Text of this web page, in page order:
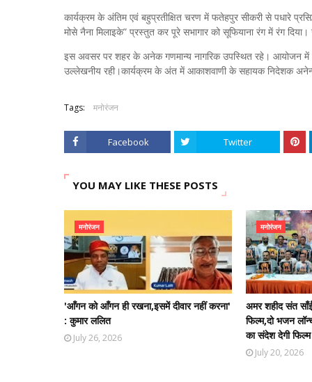
कार्यक्रम के अंतिम एवं बहुप्रतीक्षित चरण में फतेहपुर सीकरी से पधारे
मोसे नैना मिलाइके” प्रस्तुत कर पूरे सभागार को सूफियाना रंग में रंग
इस अवसर पर शहर के अनेक गणमान्य नागरिक उपस्थित रहे। आयोजन में
उल्लेखनीय रही।कार्यक्रम के अंत में आकाशवाणी के सहायक निदेशक
Tags: मनोरंजन
Facebook Twitter
YOU MAY LIKE THESE POSTS
मनोरंजन
'आँगन को आँगन ही रखना,इसमें दीवार नहीं करना'
: कुमार ललित
July 26, 2026
मनोरंजन
अमर शहीद संत
फिल्म,दो भजन
का संदेश देगी फिल्म
July 20, 2026